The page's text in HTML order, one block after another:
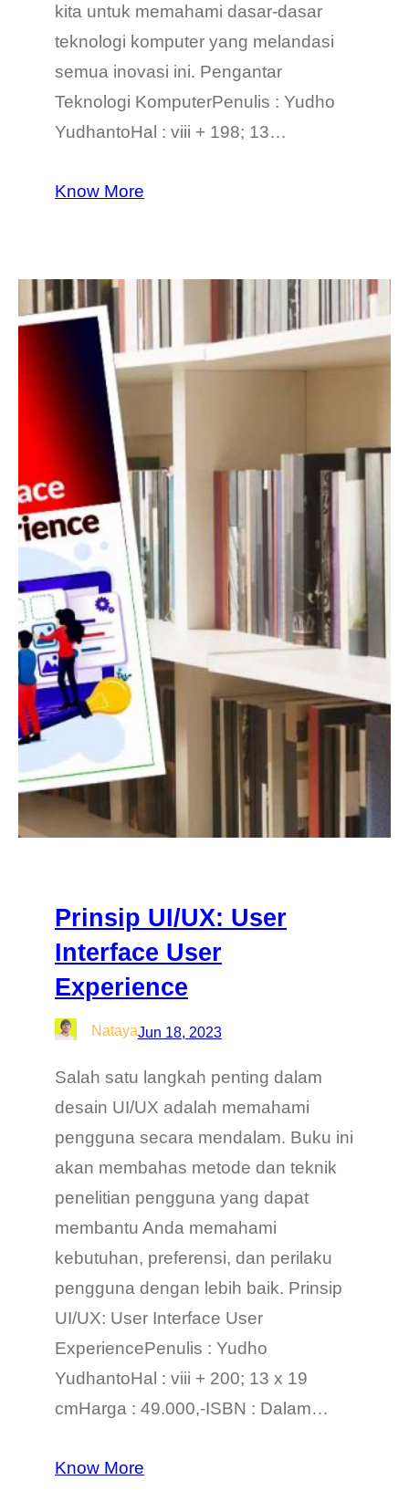
kita untuk memahami dasar-dasar
teknologi komputer yang melandasi
semua inovasi ini. Pengantar
Teknologi KomputerPenulis : Yudho
YudhantoHal : viii + 198; 13…
Know More
Prinsip UI/UX: User
Interface User
Experience
NatayaJun 18, 2023
Salah satu langkah penting dalam
desain UI/UX adalah memahami
pengguna secara mendalam. Buku ini
akan membahas metode dan teknik
penelitian pengguna yang dapat
membantu Anda memahami
kebutuhan, preferensi, dan perilaku
pengguna dengan lebih baik. Prinsip
UI/UX: User Interface User
ExperiencePenulis : Yudho
YudhantoHal : viii + 200; 13 x 19
cmHarga : 49.000,-ISBN : Dalam…
Know More